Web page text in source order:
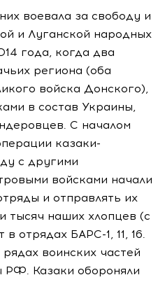
воевала за свободу и
и Луганской народных
года, когда два
региона (оба
войска Донского),
в состав Украины,
С началом
казаки-
с другими
войсками начали
и отправлять их
тысяч наших хлопцев (с
отрядах БАРС-1, 11, 16.
воинских частей
РФ. Казаки обороняли